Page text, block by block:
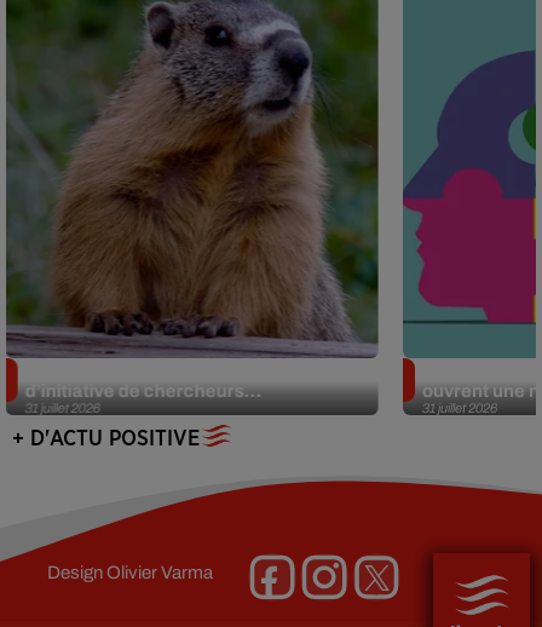
31 juillet 2026
d’initiative de chercheurs...
31 juillet 2026
ouvrent une
+ D'ACTU POSITIVE
DesignOlivier Varma